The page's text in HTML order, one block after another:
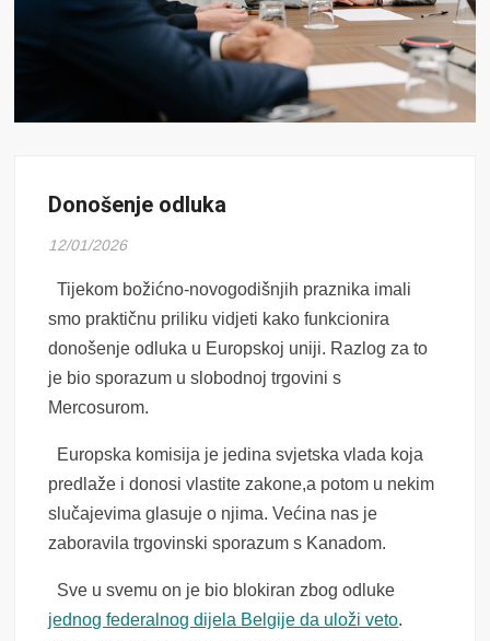
Donošenje odluka
12/01/2026
Tijekom božićno-novogodišnjih praznika imali
smo praktičnu priliku vidjeti kako funkcionira
donošenje odluka u Europskoj uniji. Razlog za to
je bio sporazum u slobodnoj trgovini s
Mercosurom.
Europska komisija je jedina svjetska vlada koja
predlaže i donosi vlastite zakone,a potom u nekim
slučajevima glasuje o njima. Većina nas je
zaboravila trgovinski sporazum s Kanadom.
Sve u svemu on je bio blokiran zbog odluke
jednog federalnog dijela Belgije da uloži veto.